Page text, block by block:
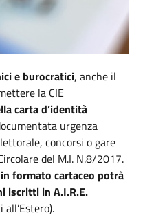
e burocratici, anche il
la CIE
carta d’identità
urgenza
concorsi o gare
del M.I. N.8/2017.
formato cartaceo potrà
iscritti in A.I.R.E.